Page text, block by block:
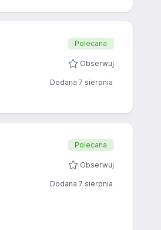
Polecana
Obserwuj
Dodana 7 sierpnia
Polecana
Obserwuj
Dodana 7 sierpnia